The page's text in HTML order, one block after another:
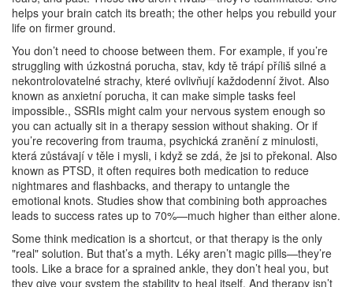
helps your brain catch its breath; the other helps you rebuild your
life on firmer ground.
You don’t need to choose between them. For example, if you’re
struggling with úzkostná porucha, stav, kdy tě trápí příliš silné a
nekontrolovatelné strachy, které ovlivňují každodenní život. Also
known as anxietní porucha, it can make simple tasks feel
impossible., SSRIs might calm your nervous system enough so
you can actually sit in a therapy session without shaking. Or if
you’re recovering from trauma, psychická zranění z minulosti,
která zůstávají v těle i mysli, i když se zdá, že jsi to překonal. Also
known as PTSD, it often requires both medication to reduce
nightmares and flashbacks, and therapy to untangle the
emotional knots. Studies show that combining both approaches
leads to success rates up to 70%—much higher than either alone.
Some think medication is a shortcut, or that therapy is the only
"real" solution. But that’s a myth. Léky aren’t magic pills—they’re
tools. Like a brace for a sprained ankle, they don’t heal you, but
they give your system the stability to heal itself. And therapy isn’t